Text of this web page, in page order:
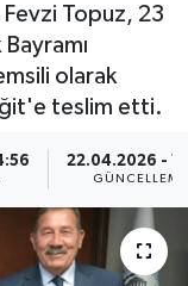
Topuz, 23
olarak
teslim etti.
22.04.2026 -
GÜNCELLEME